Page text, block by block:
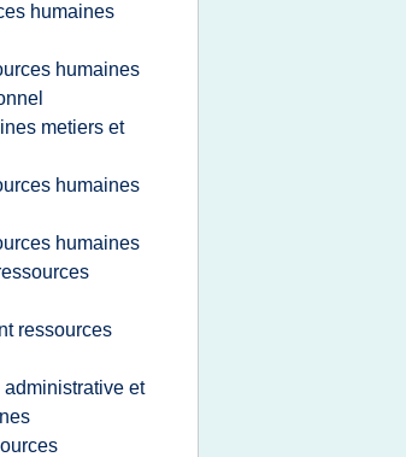
humaines
humaines
metiers et
humaines
humaines
ressources
et